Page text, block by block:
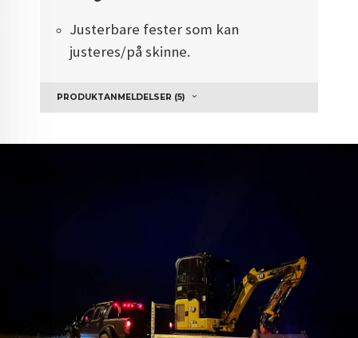
Justerbare fester som kan
justeres/på skinne.
PRODUKTANMELDELSER (5)